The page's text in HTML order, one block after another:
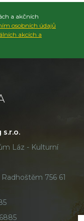
a akčních
osobních údajů
akcích a
s.r.o.
Láz - Kulturní
756 61